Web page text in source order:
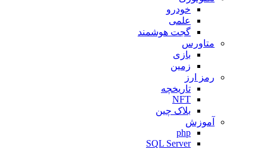
خودرو
علمی
گجت هوشمند
متاورس
بازی
زمین
رمز ارز
تاریخچه
NFT
بلاک چین
آموزش
php
SQL Server